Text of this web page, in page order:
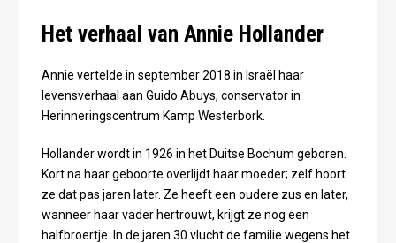
Het verhaal van Annie Hollander
Annie vertelde in september 2018 in Israël haar
levensverhaal aan Guido Abuys, conservator in
Herinneringscentrum Kamp Westerbork.
Hollander wordt in 1926 in het Duitse Bochum geboren.
Kort na haar geboorte overlijdt haar moeder; zelf hoort
ze dat pas jaren later. Ze heeft een oudere zus en later,
wanneer haar vader hertrouwt, krijgt ze nog een
halfbroertje. In de jaren 30 vlucht de familie wegens het